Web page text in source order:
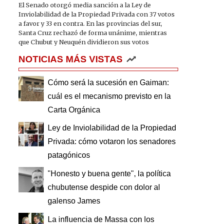
El Senado otorgó media sanción a la Ley de
Inviolabilidad de la Propiedad Privada con 37 votos
a favor y 33 en contra. En las provincias del sur,
Santa Cruz rechazó de forma unánime, mientras
que Chubut y Neuquén dividieron sus votos
NOTICIAS MÁS VISTAS
Cómo será la sucesión en Gaiman:
cuál es el mecanismo previsto en la
Carta Orgánica
Ley de Inviolabilidad de la Propiedad
Privada: cómo votaron los senadores
patagónicos
"Honesto y buena gente", la política
chubutense despide con dolor al
galenso James
La influencia de Massa con los